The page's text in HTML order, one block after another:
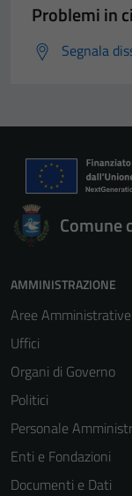
Problemi in
Segnala
Comune
AMMINISTRAZIONE
Aree Amministrative
Uffici
Organi di Governo
Politici
Personale
Enti e Fondazioni
Documenti e Dati